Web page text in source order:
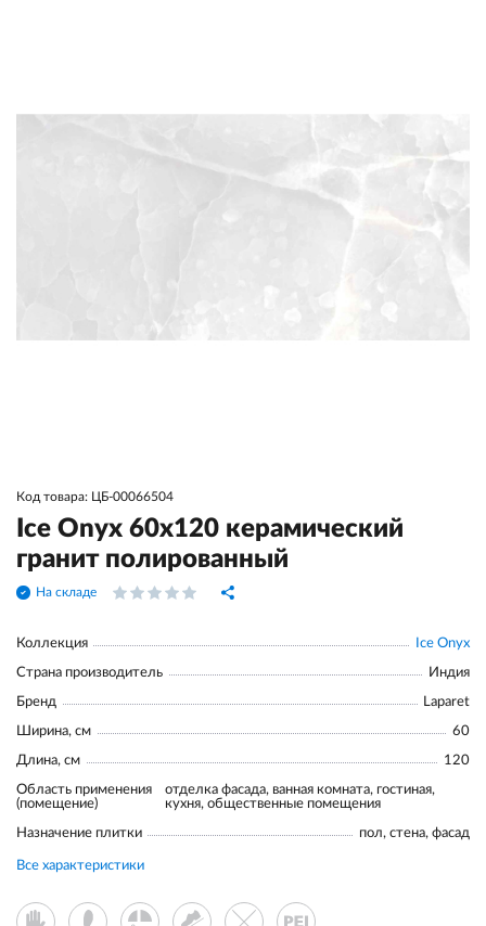
Код товара: ЦБ-00066504
Ice Onyx 60x120 керамический
гранит полированный
На складе
Коллекция Ice Onyx
Страна производитель Индия
Бренд Laparet
Ширина, см 60
Длина, см 120
Область применения
(помещение)
отделка фасада, ванная комната, гостиная,
кухня, общественные помещения
Назначение плитки пол, стена, фасад
Все характеристики